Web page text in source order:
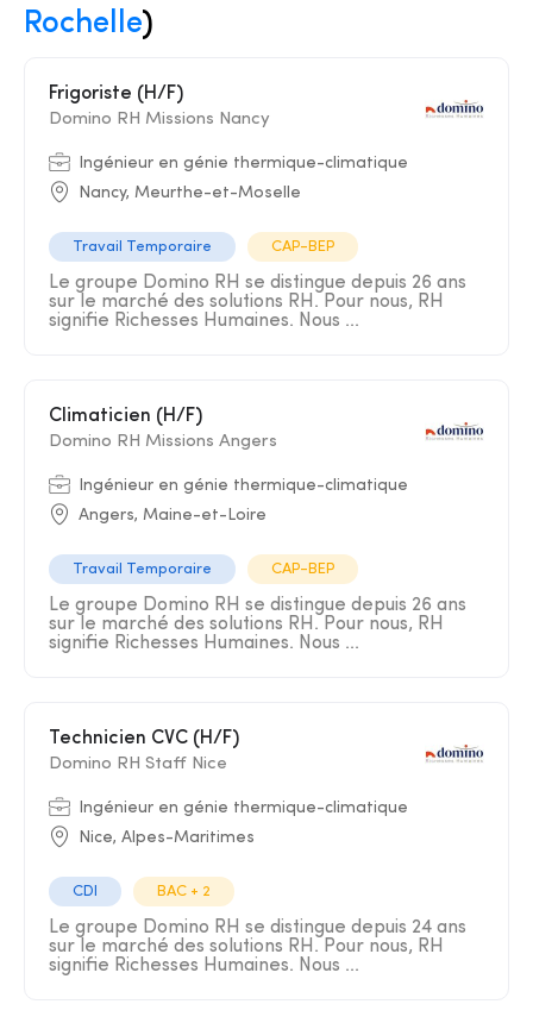
Rochelle)
Frigoriste (H/F)
Domino RH Missions Nancy
Ingénieur en génie thermique-climatique
Nancy, Meurthe-et-Moselle
Travail Temporaire CAP-BEP
Le groupe Domino RH se distingue depuis 26 ans
sur le marché des solutions RH. Pour nous, RH
signifie Richesses Humaines. Nous ...
Climaticien (H/F)
Domino RH Missions Angers
Ingénieur en génie thermique-climatique
Angers, Maine-et-Loire
Travail Temporaire CAP-BEP
Le groupe Domino RH se distingue depuis 26 ans
sur le marché des solutions RH. Pour nous, RH
signifie Richesses Humaines. Nous ...
Technicien CVC (H/F)
Domino RH Staff Nice
Ingénieur en génie thermique-climatique
Nice, Alpes-Maritimes
CDI BAC + 2
Le groupe Domino RH se distingue depuis 24 ans
sur le marché des solutions RH. Pour nous, RH
signifie Richesses Humaines. Nous ...